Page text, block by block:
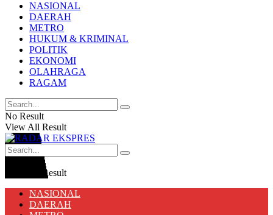
NASIONAL
DAERAH
METRO
HUKUM & KRIMINAL
POLITIK
EKONOMI
OLAHRAGA
RAGAM
No Result
View All Result
View All Result
NASIONAL
DAERAH